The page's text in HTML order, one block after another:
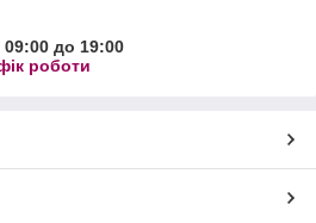
09:00 до 19:00
роботи